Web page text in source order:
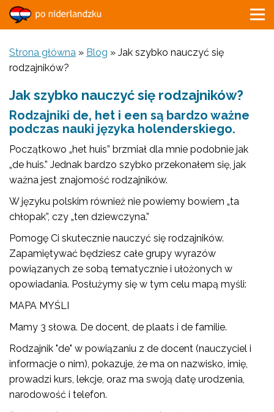
Strona główna » Blog » Jak szybko nauczyć się
rodzajników?
Jak szybko nauczyć się rodzajników?
Rodzajniki de, het i een są bardzo ważne
podczas nauki języka holenderskiego.
Początkowo „het huis” brzmiał dla mnie podobnie jak
„de huis.” Jednak bardzo szybko przekonałem się, jak
ważna jest znajomość rodzajników.
W języku polskim również nie powiemy bowiem „ta
chłopak”, czy „ten dziewczyna.”
Pomogę Ci skutecznie nauczyć się rodzajników.
Zapamiętywać będziesz całe grupy wyrazów
powiązanych ze sobą tematycznie i ułożonych w
opowiadania. Posłużymy się w tym celu mapą myśli:
MAPA MYŚLI
Mamy 3 słowa. De docent, de plaats i de familie.
Rodzajnik "de" w powiązaniu z de docent (nauczyciel i
informacje o nim), pokazuje, że ma on nazwisko, imię,
prowadzi kurs, lekcje, oraz ma swoją datę urodzenia,
narodowość i telefon.